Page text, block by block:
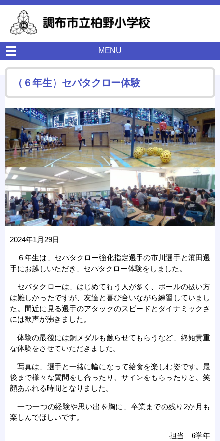
MENU
（６年生）セパタクロー体験
2024年1月29日
６年生は、セパタクロー強化指定選手の市川選手と濱田選
手にお越しいただき、セパタクロー体験をしました。
セパタクローは、はじめて行う人が多く、ボールの扱い方
は難しかったですが、友達と喜び合いながら練習していまし
た。間近に見る選手のアタックのスピードとダイナミックさ
には歓声が沸きました。
体験の最後には銅メダルも触らせてもらうなど、終始貴重
な体験をさせていただきました。
写真は、選手と一緒に輪になって給食を楽しむ姿です。最
後まで様々な質問をし合ったり、サインをもらったりと、笑
顔あふれる時間となりました。
一つ一つの経験や思い出を胸に、卒業までの残り2か月も
楽しんでほしいです。
担当 6学年